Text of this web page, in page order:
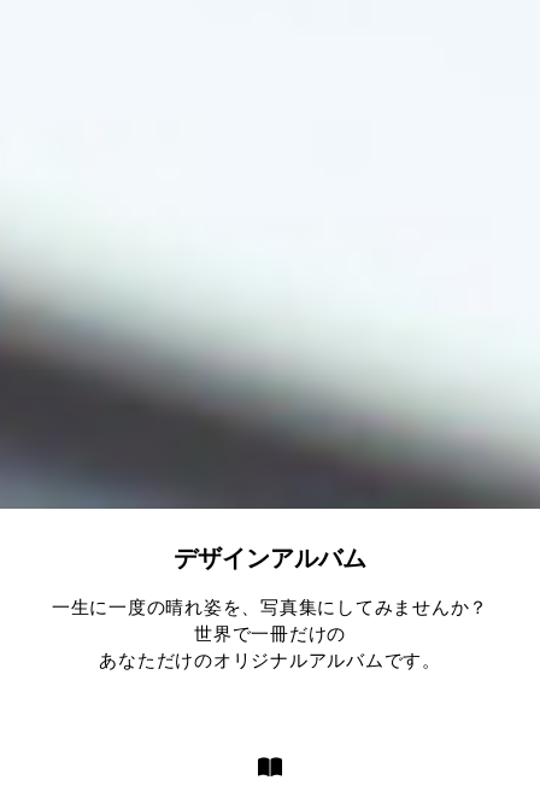
デザインアルバム
一生に一度の晴れ姿を、写真集にしてみませんか？
世界で一冊だけの
あなただけのオリジナルアルバムです。